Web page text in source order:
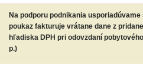
Na podporu podnikania
poukaz fakturuje vrátane dane z
hľadiska DPH pri odovzdaní
p.)